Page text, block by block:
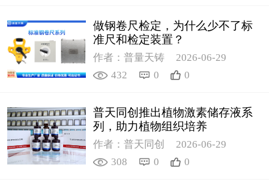
做钢卷尺检定，为什么少不了标
准尺和检定装置？
作者：普量天铸
2026-06-29
432
0 0
普天同创推出植物激素储存液系
列，助力植物组织培养
作者：普天同创
2026-06-29
308
0 0